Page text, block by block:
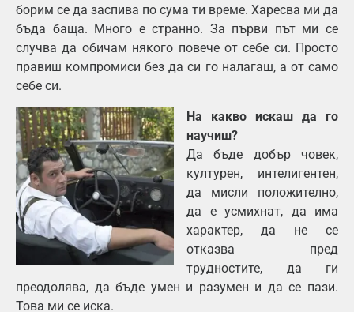
борим се да заспива по сума ти време. Харесва ми да
бъда баща. Много е странно. За първи път ми се
случва да обичам някого повече от себе си. Просто
правиш компромиси без да си го налагаш, а от само
себе си.
На какво искаш да го
научиш?
Да бъде добър човек,
културен, интелигентен,
да мисли положително,
да е усмихнат, да има
характер, да не се
отказва пред
трудностите, да ги
преодолява, да бъде умен и разумен и да се пази.
Това ми се иска.